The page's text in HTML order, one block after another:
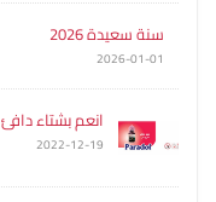
سنة سعيدة 2026
2026-01-01
انعم بشتاء دافئ
2022-12-19